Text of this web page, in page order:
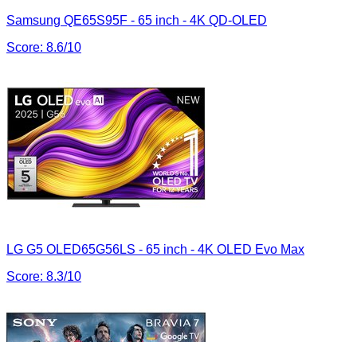
Samsung QE65S95F - 65 inch - 4K QD-OLED
Score: 8.6/10
LG G5 OLED65G56LS - 65 inch - 4K OLED Evo Max
Score: 8.3/10